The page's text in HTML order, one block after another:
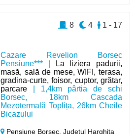
Cazare Revelion Borsec
Pensiune*** |
La liziera padurii,
masă, sală de mese, WIFI, terasa,
gradina-curte, foisor, cuptor, grătar,
parcare | 1,4km pârtia de schi
Borsec, 18km Cascada
Mezotermală Toplița, 26km Cheile
Bicazului
Pensiune Borsec,Județul Harghita
1 - 17
4
8